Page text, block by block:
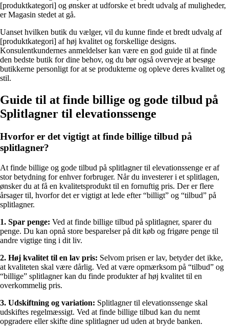
[produktkategori] og ønsker at udforske et bredt udvalg af muligheder,
er Magasin stedet at gå.
Uanset hvilken butik du vælger, vil du kunne finde et bredt udvalg af
[produktkategori] af høj kvalitet og forskellige designs.
Konsulentkundernes anmeldelser kan være en god guide til at finde
den bedste butik for dine behov, og du bør også overveje at besøge
butikkerne personligt for at se produkterne og opleve deres kvalitet og
stil.
Guide til at finde billige og gode tilbud på
Splitlagner til elevationssenge
Hvorfor er det vigtigt at finde billige tilbud på
splitlagner?
At finde billige og gode tilbud på splitlagner til elevationssenge er af
stor betydning for enhver forbruger. Når du investerer i et splitlagen,
ønsker du at få en kvalitetsprodukt til en fornuftig pris. Der er flere
årsager til, hvorfor det er vigtigt at lede efter “billigt” og “tilbud” på
splitlagner.
1. Spar penge: Ved at finde billige tilbud på splitlagner, sparer du
penge. Du kan opnå store besparelser på dit køb og frigøre penge til
andre vigtige ting i dit liv.
2. Høj kvalitet til en lav pris: Selvom prisen er lav, betyder det ikke,
at kvaliteten skal være dårlig. Ved at være opmærksom på “tilbud” og
“billige” splitlagner kan du finde produkter af høj kvalitet til en
overkommelig pris.
3. Udskiftning og variation: Splitlagner til elevationssenge skal
udskiftes regelmæssigt. Ved at finde billige tilbud kan du nemt
opgradere eller skifte dine splitlagner ud uden at bryde banken.